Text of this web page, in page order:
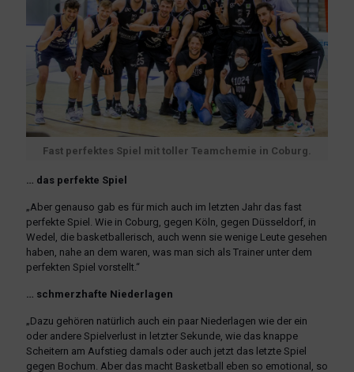
Fast perfektes Spiel mit toller Teamchemie in Coburg.
… das perfekte Spiel
„Aber genauso gab es für mich auch im letzten Jahr das fast
perfekte Spiel. Wie in Coburg, gegen Köln, gegen Düsseldorf, in
Wedel, die basketballerisch, auch wenn sie wenige Leute gesehen
haben, nahe an dem waren, was man sich als Trainer unter dem
perfekten Spiel vorstellt.“
… schmerzhafte Niederlagen
„Dazu gehören natürlich auch ein paar Niederlagen wie der ein
oder andere Spielverlust in letzter Sekunde, wie das knappe
Scheitern am Aufstieg damals oder auch jetzt das letzte Spiel
gegen Bochum. Aber das macht Basketball eben so emotional, so